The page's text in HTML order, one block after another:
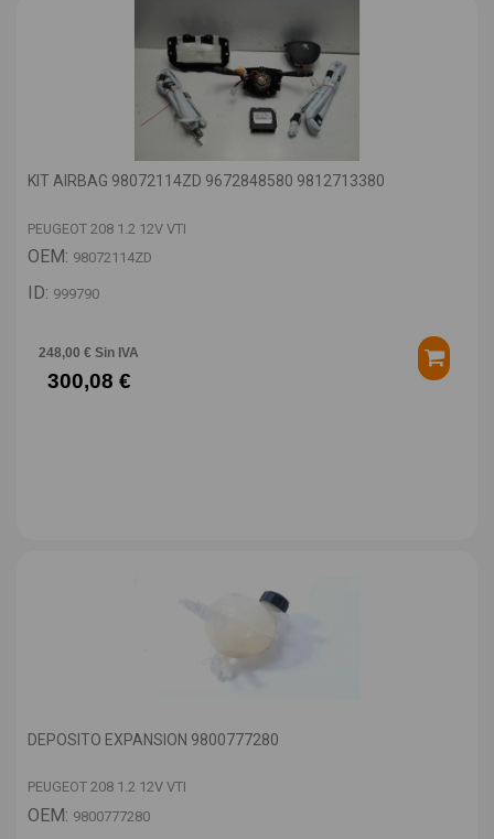
KIT AIRBAG 98072114ZD 9672848580 9812713380
PEUGEOT 208 1.2 12V VTI
OEM: 98072114ZD
ID: 999790
248,00 € Sin IVA
300,08 €
DEPOSITO EXPANSION 9800777280
PEUGEOT 208 1.2 12V VTI
OEM: 9800777280